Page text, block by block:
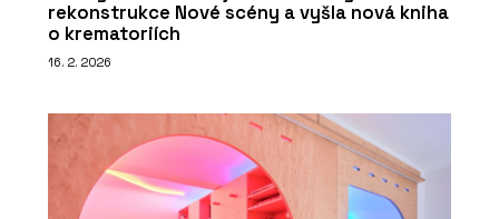
rekonstrukce Nové scény a vyšla nová kniha
o krematoriích
16. 2. 2026